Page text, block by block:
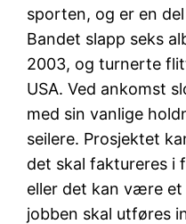
sporten, og er en
Bandet slapp seks
2003, og turnerte
USA. Ved ankomst
med sin vanlige
seilere. Prosjektet
det skal faktureres i
eller det kan være
jobben skal utføres